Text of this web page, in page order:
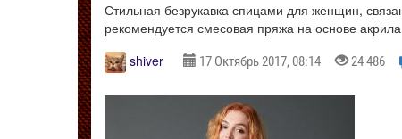
Стильная безрукавка спицами для женщин,
рекомендуется смесовая пряжа на основе
shiver
17 Октябрь 2017, 08:14 24 486